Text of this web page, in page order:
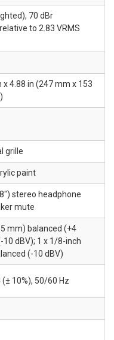
70 dBr
to 2.83 VRMS
x 4.88 in (247 mm x 153
grille
paint
stereo headphone
mute
mm) balanced (+4
10 dBV); 1 x 1/8-inch
(-10 dBV)
(± 10%), 50/60 Hz